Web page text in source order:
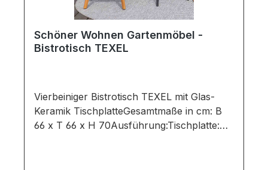
Schöner Wohnen Gartenmöbel -
Bistrotisch TEXEL
Vierbeiniger Bistrotisch TEXEL mit Glas-
Keramik TischplatteGesamtmaße in cm: B
66 x T 66 x H 70Ausführung:Tischplatte: